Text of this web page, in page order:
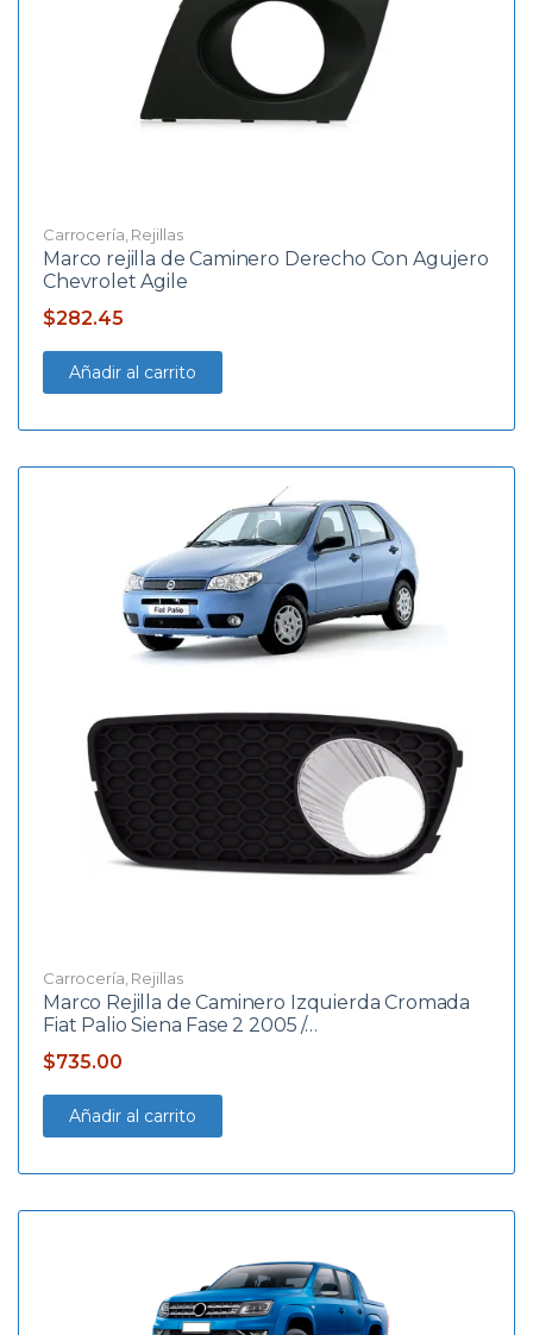
Carrocería Rejillas
Marco rejilla de Caminero Derecho Con Agujero
Chevrolet Agile
$282.45
Añadir al carrito
Carrocería Rejillas
Marco Rejilla de Caminero Izquierda Cromada
Fiat Palio Siena Fase 2 2005 /…
$735.00
Añadir al carrito